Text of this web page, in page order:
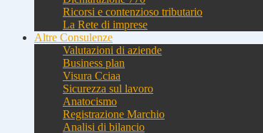
Ricorsi e contenzioso tributario
La Rete di imprese
Altre Consulenze
Valutazioni di aziende
Business plan
Visura Cciaa
Sicurezza sul lavoro
Anatocismo
Registrazione Marchio
Analisi di bilancio